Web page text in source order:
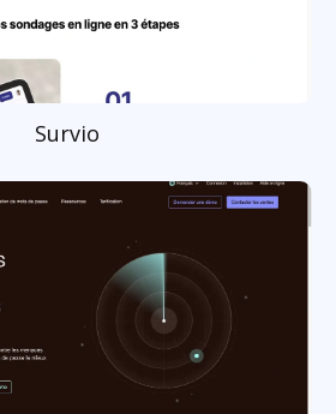
Survio